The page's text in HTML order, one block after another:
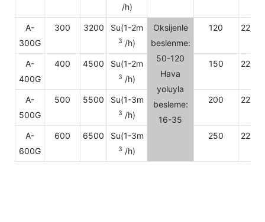
/h)
A-
300G
300 3200 Su(1-2m
3 /h)
Oksijenle
beslenme:
50-120
Hava
yoluyla
besleme:
16-35
120 220/
A-
400G
400 4500 Su(1-2m
3 /h)
150 220/
A-
500G
500 5500 Su(1-3m
3 /h)
200 220/
A-
600G
600 6500 Su(1-3m
3 /h)
250 220/